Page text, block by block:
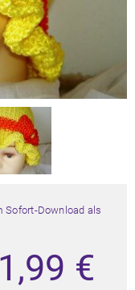
Sofort-Download als
1,99 €